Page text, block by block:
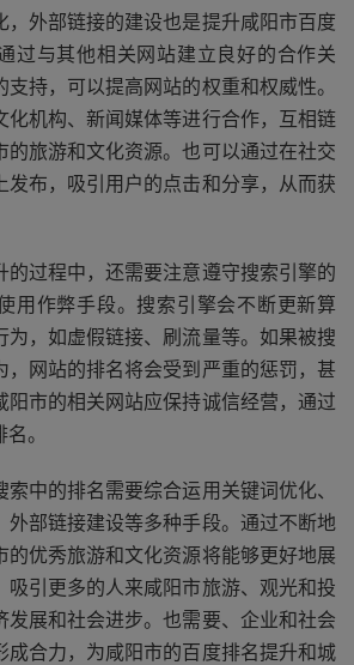
，外部链接的建设也是提升咸阳市百度
过与其他相关网站建立良好的合作关
持，可以提高网站的权重和权威性。
化机构、新闻媒体等进行合作，互相链
的旅游和文化资源。也可以通过在社交
发布，吸引用户的点击和分享，从而获
的过程中，还需要注意遵守搜索引擎的
用作弊手段。搜索引擎会不断更新算
为，如虚假链接、刷流量等。如果被搜
，网站的排名将会受到严重的惩罚，甚
阳市的相关网站应保持诚信经营，通过
。
中的排名需要综合运用关键词优化、
外部链接建设等多种手段。通过不断地
的优秀旅游和文化资源将能够更好地展
吸引更多的人来咸阳市旅游、观光和投
发展和社会进步。也需要、企业和社会
成合力，为咸阳市的百度排名提升和城